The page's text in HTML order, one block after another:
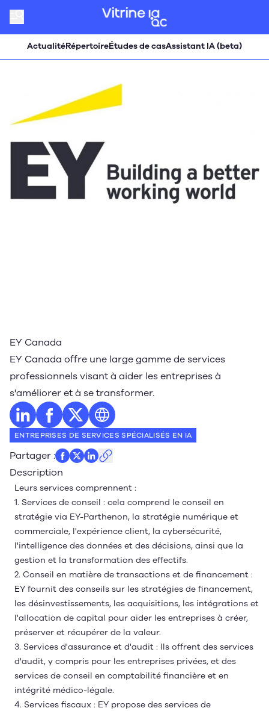
ActualitéRépertoireÉtudes de casAssistant IA (beta)
EY Canada
EY Canada offre une large gamme de services
professionnels visant à aider les entreprises à
s'améliorer et à se transformer.
Profil LinkedIn
Profil Facebook
Profil Twitter
Site web
ENTREPRISES DE SERVICES SPÉCIALISÉS EN IA
Partager :
Description
Leurs services comprennent :
1. Services de conseil : cela comprend le conseil en
stratégie via EY-Parthenon, la stratégie numérique et
commerciale, l'expérience client, la cybersécurité,
l'intelligence des données et des décisions, ainsi que la
gestion et la transformation des effectifs.
2. Conseil en matière de transactions et de financement :
EY fournit des conseils sur les stratégies de financement,
les désinvestissements, les acquisitions, les intégrations et
l'allocation de capital pour aider les entreprises à créer,
préserver et récupérer de la valeur.
3. Services d'assurance et d'audit : Ils offrent des services
d'audit, y compris pour les entreprises privées, et des
services de conseil en comptabilité financière et en
intégrité médico-légale.
4. Services fiscaux : EY propose des services de